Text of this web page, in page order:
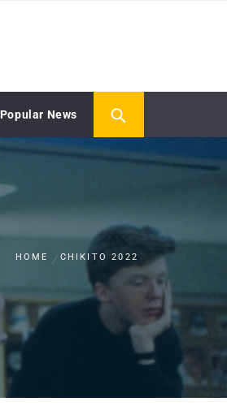
Popular News
HOME CHIKITO 2022